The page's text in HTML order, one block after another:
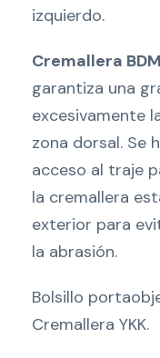
izquierdo.
Cremallera
garantiza una
excesivamente
zona dorsal. Se
acceso al traje
la cremallera
exterior para
la abrasión.
Bolsillo
Cremallera YKK.